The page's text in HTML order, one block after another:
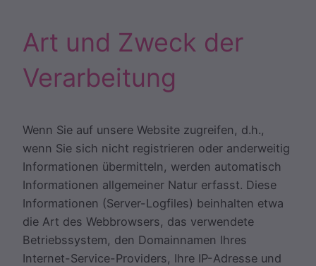
Art und Zweck der
Verarbeitung
Wenn Sie auf unsere Website zugreifen, d.h.,
wenn Sie sich nicht registrieren oder anderweitig
Informationen übermitteln, werden automatisch
Informationen allgemeiner Natur erfasst. Diese
Informationen (Server-Logfiles) beinhalten etwa
die Art des Webbrowsers, das verwendete
Betriebssystem, den Domainnamen Ihres
Internet-Service-Providers, Ihre IP-Adresse und